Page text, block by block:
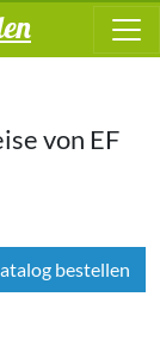
von EF
bestellen